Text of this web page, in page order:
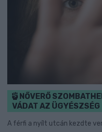
NŐVERŐ
VÁDAT AZ ÜGYÉSZSÉG
A férfi a nyílt utcán kezdte